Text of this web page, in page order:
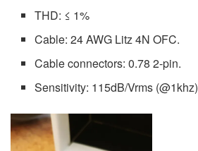
THD: ≤ 1%
Cable: 24 AWG Litz 4N OFC.
Cable connectors: 0.78 2-pin.
Sensitivity: 115dB/Vrms (@1khz)